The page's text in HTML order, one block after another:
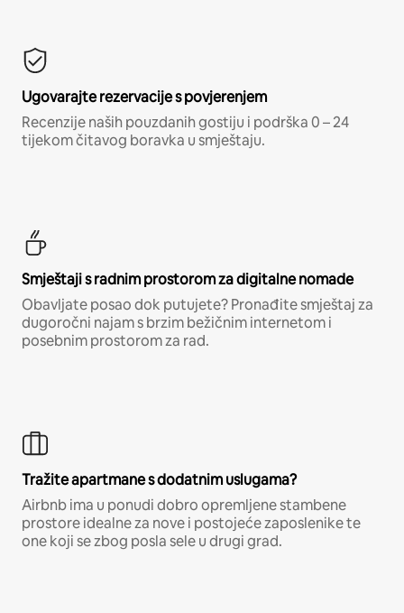
Ugovarajte rezervacije s povjerenjem
Recenzije naših pouzdanih gostiju i podrška 0 – 24
tijekom čitavog boravka u smještaju.
Smještaji s radnim prostorom za digitalne nomade
Obavljate posao dok putujete? Pronađite smještaj za
dugoročni najam s brzim bežičnim internetom i
posebnim prostorom za rad.
Tražite apartmane s dodatnim uslugama?
Airbnb ima u ponudi dobro opremljene stambene
prostore idealne za nove i postojeće zaposlenike te
one koji se zbog posla sele u drugi grad.